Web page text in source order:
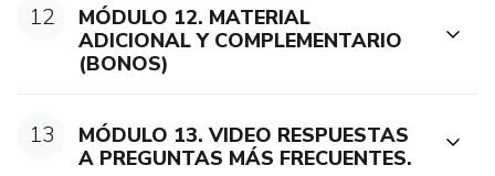
12
MÓDULO 12. MATERIAL
ADICIONAL Y COMPLEMENTARIO
(BONOS)
13
MÓDULO 13. VIDEO RESPUESTAS
A PREGUNTAS MÁS FRECUENTES.